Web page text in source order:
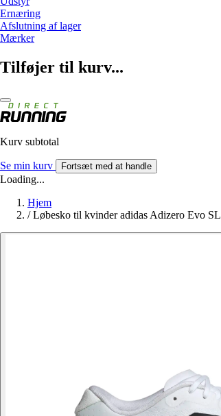
Ernæring
Afslutning af lager
Mærker
Tilføjer til kurv...
Kurv subtotal
Se min kurv Fortsæt med at handle
Loading...
Hjem
/ Løbesko til kvinder adidas Adizero Evo SL